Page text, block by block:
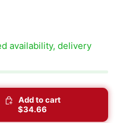
availability, delivery
Add to cart
$34.66